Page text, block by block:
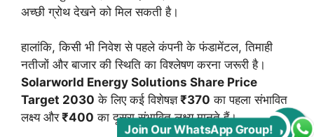
अच्छी ग्रोथ देखने को मिल सकती है।
हालांकि, किसी भी निवेश से पहले कंपनी के फंडामेंटल, तिमाही
नतीजों और बाजार की स्थिति का विश्लेषण करना जरूरी है।
Solarworld Energy Solutions Share Price
Target 2030 के लिए कई विशेषज्ञ₹370 का पहला संभावित
लक्ष्य और₹400 का दूसरा संभावित लक्ष्य मानते हैं।
Join Our WhatsApp Group!